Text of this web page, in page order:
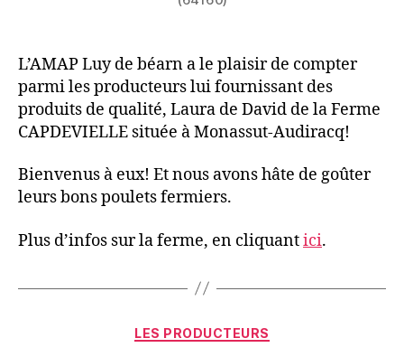
L’AMAP Luy de béarn a le plaisir de compter
parmi les producteurs lui fournissant des
produits de qualité, Laura de David de la Ferme
CAPDEVIELLE située à Monassut-Audiracq!
Bienvenus à eux! Et nous avons hâte de goûter
leurs bons poulets fermiers.
Plus d’infos sur la ferme, en cliquantici.
Catégories
LES PRODUCTEURS